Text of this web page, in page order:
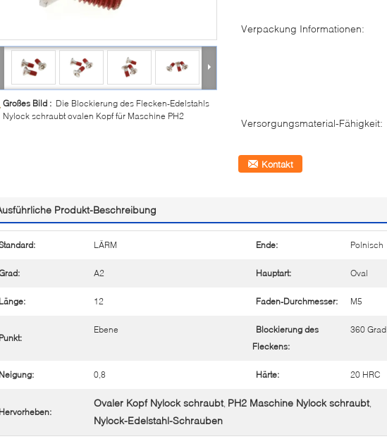
Großes Bild : Die Blockierung des Flecken-Edelstahls
Nylock schraubt ovalen Kopf für Maschine PH2
Verpackung Informationen:
Versorgungsmaterial-Fähigkeit:
Kontakt
Produkt-Beschreibung
LÄRM Ende: Polnisch
A2 Hauptart: Oval
Länge: 12 Faden-Durchmesser: M5
Punkt:
Ebene
Blockierung des
Fleckens:
360 Grad
Neigung: 0,8 Härte: 20 HRC
Hervorheben:
Ovaler Kopf Nylock schraubt, PH2 Maschine Nylock schraubt,
Nylock-Edelstahl-Schrauben